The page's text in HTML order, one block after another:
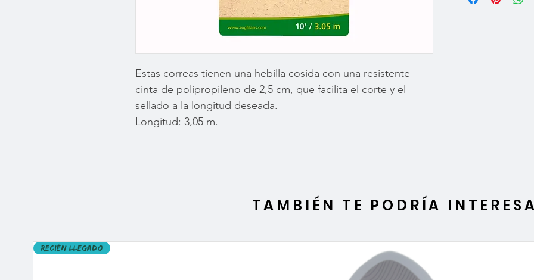
Estas correas tienen una hebilla cosida con una resistente
cinta de polipropileno de 2,5 cm, que facilita el corte y el
sellado a la longitud deseada.
Longitud: 3,05 m.
TAMBIÉN TE PODRÍA
Recién llegado